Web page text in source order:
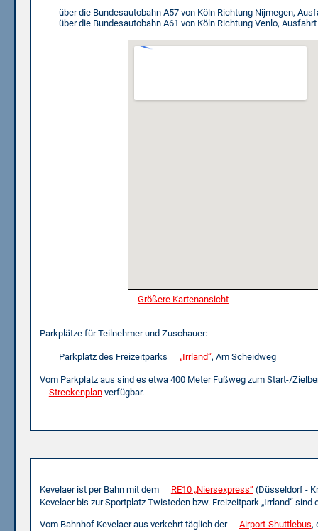
über die Bundesautobahn A57 von Köln Richtung Nijmegen,
über die Bundesautobahn A61 von Köln Richtung Venlo,
Größere Kartenansicht
Parkplätze für Teilnehmer und Zuschauer:
Parkplatz des Freizeitparks „Irrland“, Am Scheidweg
Vom Parkplatz aus sind es etwa 400 Meter Fußweg zum Start-/
Streckenplanverfügbar.
Kevelaer ist per Bahn mit dem RE10 „Niersexpress“(Düsseldorf -
Kevelaer bis zur Sportplatz Twisteden bzw. Freizeitpark „Irrland“
Vom Bahnhof Kevelaer aus verkehrt täglich der Airport-Shuttlebus,